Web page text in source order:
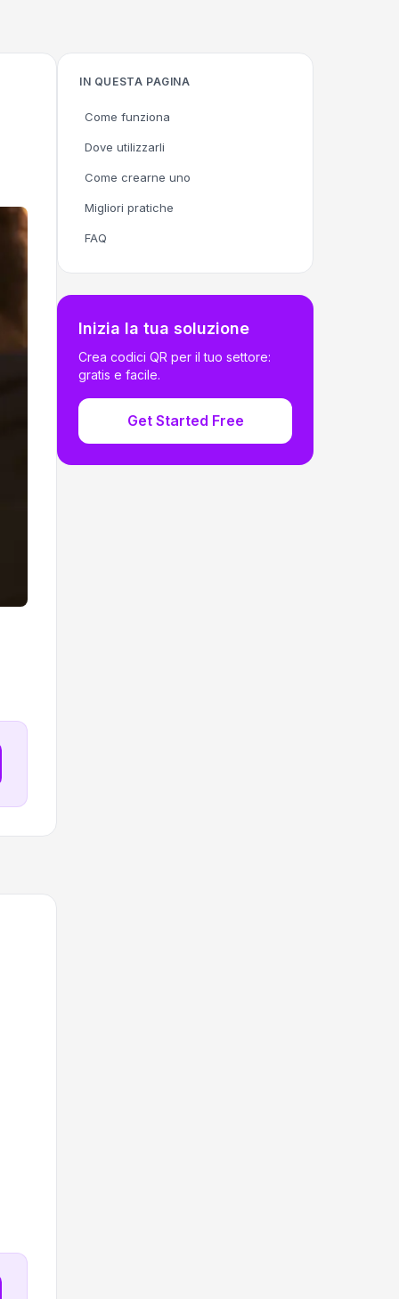
IN QUESTA PAGINA
Come funziona
Dove utilizzarli
Come crearne uno
Migliori pratiche
FAQ
Inizia la tua soluzione
Crea codici QR per il tuo settore:
gratis e facile.
Get Started Free